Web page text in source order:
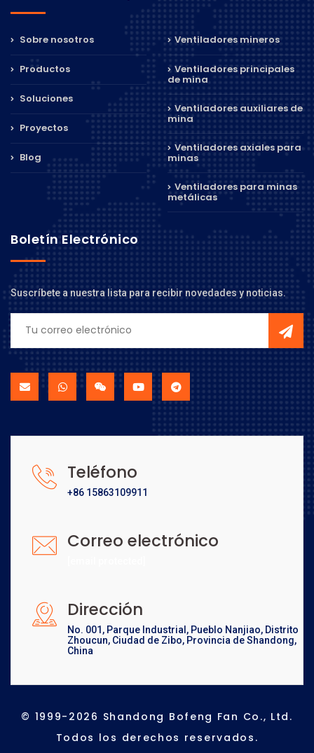
Sobre nosotros
Productos
Soluciones
Proyectos
Blog
Ventiladores mineros
Ventiladores principales
de mina
Ventiladores auxiliares de
mina
Ventiladores axiales para
minas
Ventiladores para minas
metálicas
Boletín Electrónico
Suscríbete a nuestra lista para recibir novedades y noticias.
Teléfono
+86 15863109911
Correo electrónico
Dirección
No. 001, Parque Industrial, Pueblo Nanjiao, Distrito
Zhoucun, Ciudad de Zibo, Provincia de Shandong,
China
© 1999-2026 Shandong Bofeng Fan Co., Ltd.
Todos los derechos reservados.